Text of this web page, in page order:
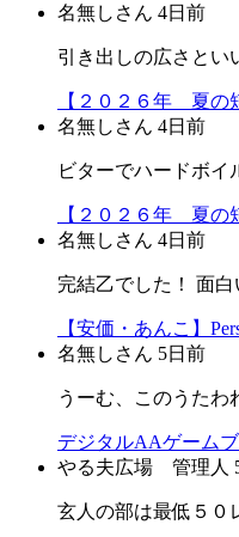
名無しさん 4日前
引き出しの広さと
【２０２６年 夏
名無しさん 4日前
ビターでハードボイ
【２０２６年 夏
名無しさん 4日前
完結乙でした！ 面
【安価・あんこ】
名無しさん 5日前
うーむ、このうたわ
デジタルAAゲーム
やる夫広場 管理人
玄人の部は最低５